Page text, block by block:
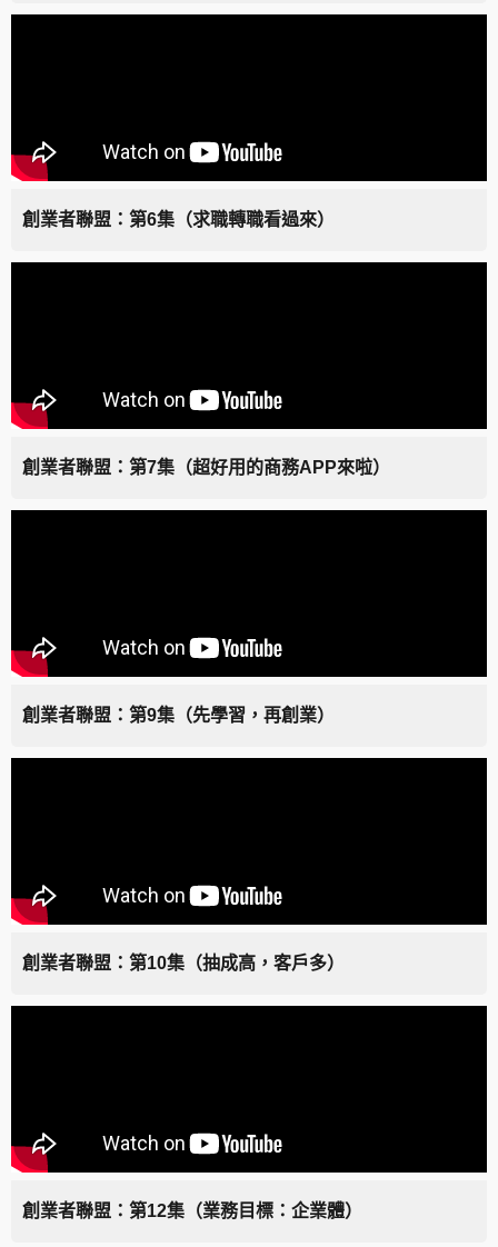
創業者聯盟：第6集（求職轉職看過來）
創業者聯盟：第7集（超好用的商務APP來啦）
創業者聯盟：第9集（先學習，再創業）
創業者聯盟：第10集（抽成高，客戶多）
創業者聯盟：第12集（業務目標：企業體）